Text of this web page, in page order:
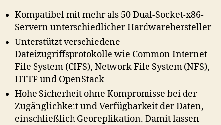
Kompatibel mit mehr als 50 Dual-Socket-x86-
Servern unterschiedlicher Hardwarehersteller
Unterstützt verschiedene
Dateizugriffsprotokolle wie Common Internet
File System (CIFS), Network File System (NFS),
HTTP und OpenStack
Hohe Sicherheit ohne Kompromisse bei der
Zugänglichkeit und Verfügbarkeit der Daten,
einschließlich Georeplikation. Damit lassen